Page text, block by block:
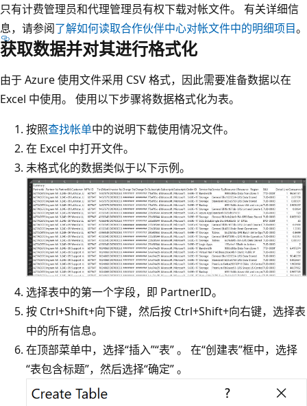
只有计费管理员和代理管理员有权下载对帐文件。 有关详细信
息，请参阅了解如何读取合作伙伴中心对帐文件中的明细项目。
获取数据并对其进行格式化
由于 Azure 使用文件采用 CSV 格式，因此需要准备数据以在
Excel 中使用。 使用以下步骤将数据格式化为表。
按照查找帐单中的说明下载使用情况文件。
在 Excel 中打开文件。
未格式化的数据类似于以下示例。
选择表中的第一个字段，即 PartnerID。
按 Ctrl+Shift+向下键，然后按 Ctrl+Shift+向右键，选择表
中的所有信息。
在顶部菜单中，选择“插入”“表” 。 在“创建表”框中，选择
“表包含标题”，然后选择“确定” 。